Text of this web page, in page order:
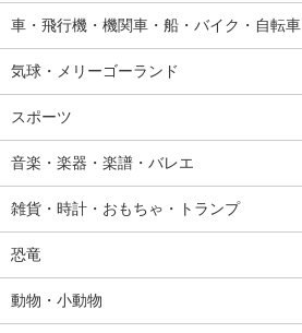
車・飛行機・機関車・船・バイク・自転車
気球・メリーゴーランド
スポーツ
音楽・楽器・楽譜・バレエ
雑貨・時計・おもちゃ・トランプ
恐竜
動物・小動物